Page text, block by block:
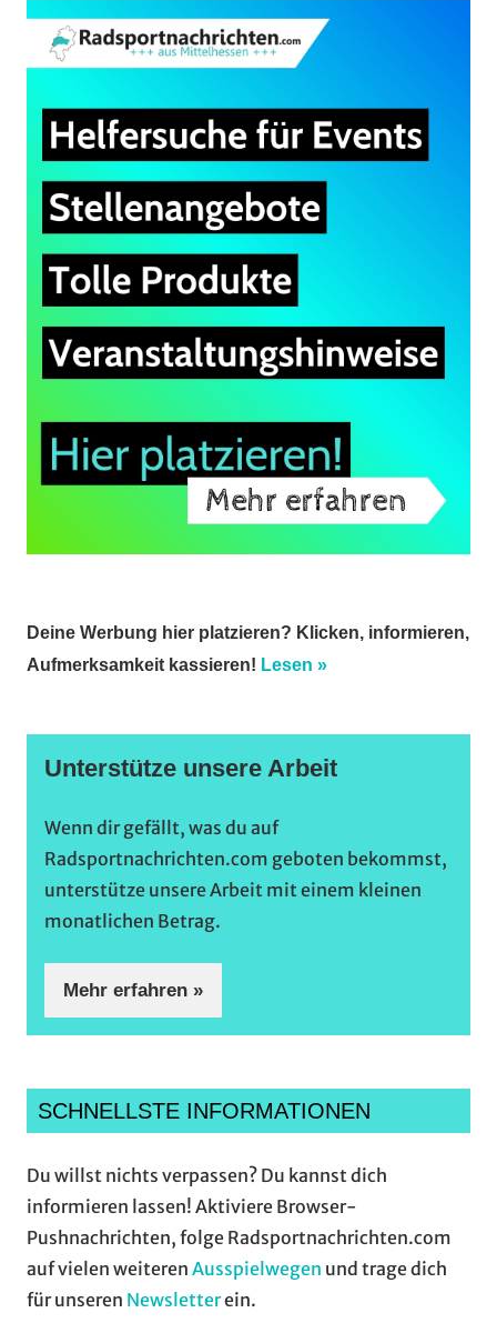
Deine Werbung hier platzieren? Klicken, informieren,
Aufmerksamkeit kassieren! Lesen »
Unterstütze unsere Arbeit
Wenn dir gefällt, was du auf
Radsportnachrichten.com geboten bekommst,
unterstütze unsere Arbeit mit einem kleinen
monatlichen Betrag.
Mehr erfahren »
SCHNELLSTE INFORMATIONEN
Du willst nichts verpassen? Du kannst dich
informieren lassen! Aktiviere Browser-
Pushnachrichten, folge Radsportnachrichten.com
auf vielen weiteren Ausspielwegen und trage dich
für unseren Newsletterein.